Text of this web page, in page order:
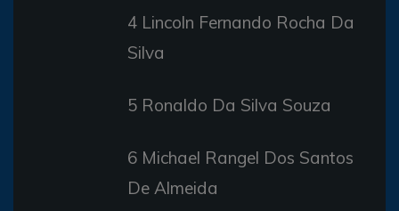
4 Lincoln Fernando Rocha Da
Silva
5 Ronaldo Da Silva Souza
6 Michael Rangel Dos Santos
De Almeida